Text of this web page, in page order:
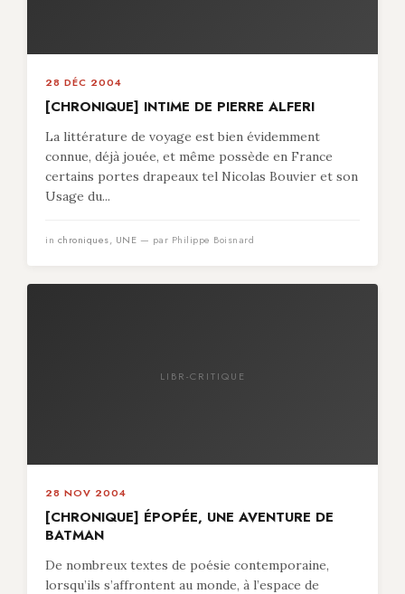
28 DÉC 2004
[CHRONIQUE] INTIME DE PIERRE ALFERI
La littérature de voyage est bien évidemment
connue, déjà jouée, et même possède en France
certains portes drapeaux tel Nicolas Bouvier et son
Usage du...
in chroniques, UNE — par Philippe Boisnard
LIBR-CRITIQUE
28 NOV 2004
[CHRONIQUE] ÉPOPÉE, UNE AVENTURE DE
BATMAN
De nombreux textes de poésie contemporaine,
lorsqu’ils s’affrontent au monde, à l’espace de